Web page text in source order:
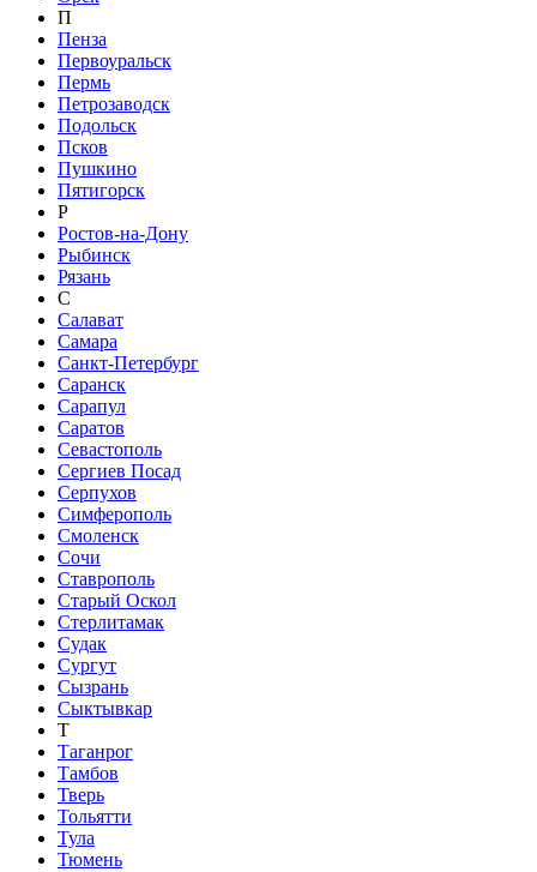
П
Пенза
Первоуральск
Пермь
Петрозаводск
Подольск
Псков
Пушкино
Пятигорск
Р
Ростов-на-Дону
Рыбинск
Рязань
С
Салават
Самара
Санкт-Петербург
Саранск
Сарапул
Саратов
Севастополь
Сергиев Посад
Серпухов
Симферополь
Смоленск
Сочи
Ставрополь
Старый Оскол
Стерлитамак
Судак
Сургут
Сызрань
Сыктывкар
Т
Таганрог
Тамбов
Тверь
Тольятти
Тула
Тюмень